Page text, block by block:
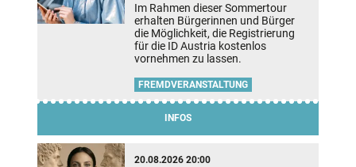
Im Rahmen dieser Sommertour
erhalten Bürgerinnen und Bürger
die Möglichkeit, die Registrierung
für die ID Austria kostenlos
vornehmen zu lassen.
FREMDVERANSTALTUNG
INFOS
20.08.2026 20:00